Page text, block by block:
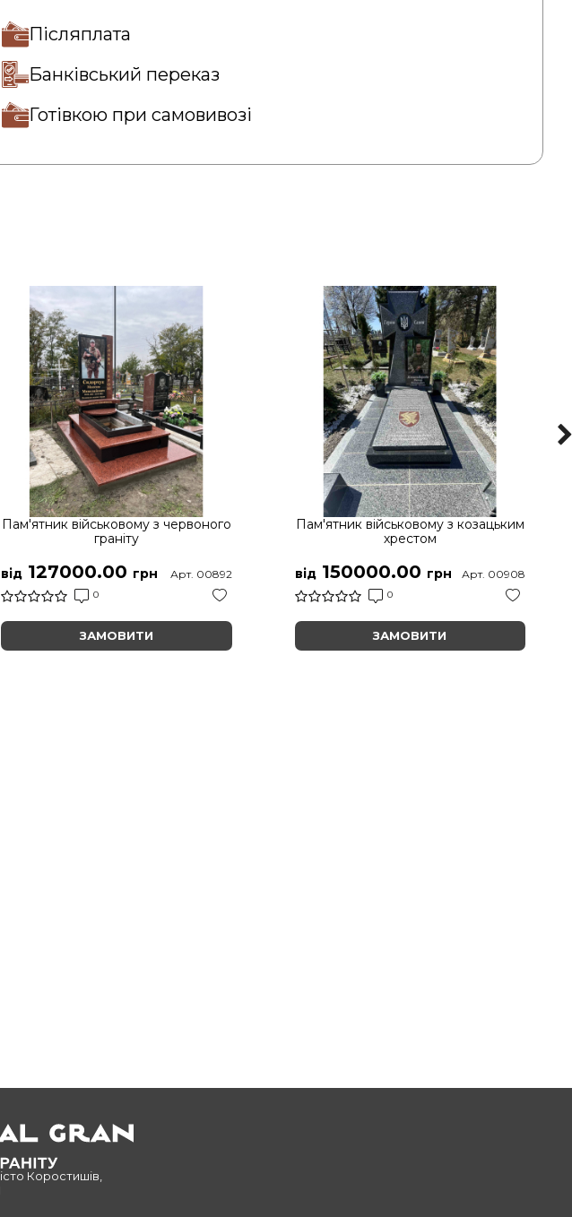
Післяплата
Банківський переказ
Готівкою при самовивозі
Пам'ятник військовому з червоного
граніту
від 127000.00 грн
0
Арт. 00892
ЗАМОВИТИ
Пам'ятник військовому з козацьким
хрестом
від150000.00 грн
0
Арт. 00908
ЗАМОВИТИ
Коростишів,